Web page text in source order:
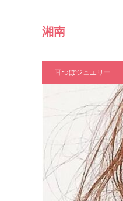
湘南
耳つぼジュエリー